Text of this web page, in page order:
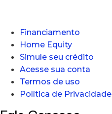
Financiamento
Home Equity
Simule seu crédito
Acesse sua conta
Termos de uso
Política de Privacidade